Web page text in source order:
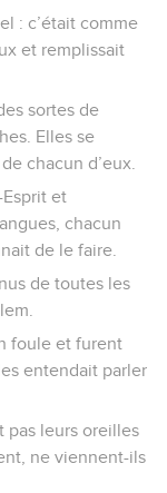
: c’était comme
et remplissait
sortes de
Elles se
chacun d’eux.
et
chacun
de le faire.
de toutes les
foule et furent
entendait parler
pas leurs oreilles
ne viennent-ils